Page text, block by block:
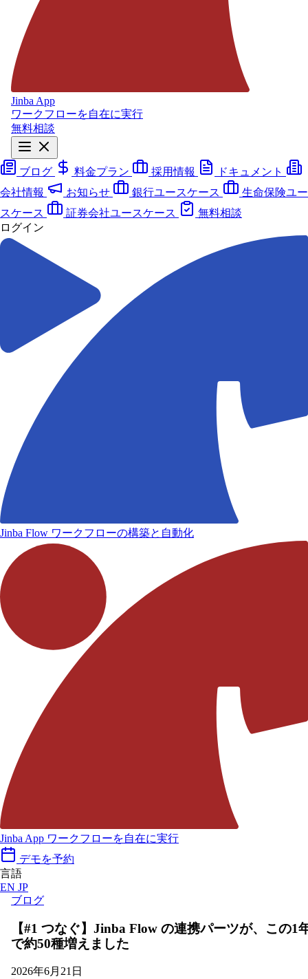
Jinba App
ワークフローを自在に実行
無料相談
ブログ 料金プラン 採用情報
ドキュメント
会社情報
お知らせ 銀行ユースケース
生命保険ユー
スケース
証券会社ユースケース
無料相談
ログイン
Jinba Flow ワークフローの構築と自動化
Jinba App ワークフローを自在に実行
デモを予約
言語
EN JP
ブログ
【#1 つなぐ】Jinba Flow の連携パーツが、この1
で約50種増えました
2026年6月21日